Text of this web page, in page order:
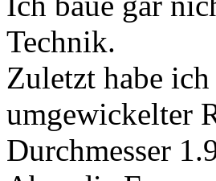
Technik.
Zuletzt habe
umgewickelter
Durchmesser